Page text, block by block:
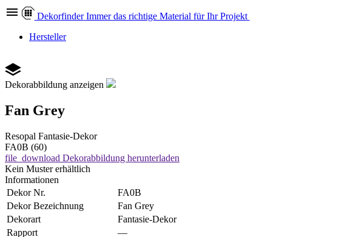
Dekorfinder Immer das richtige Material für Ihr Projekt
Hersteller
Dekorabbildung anzeigen
Fan Grey
Resopal Fantasie-Dekor
FA0B (60)
file_download Dekorabbildung herunterladen
Kein Muster erhältlich
Informationen
Dekor Nr.
FA0B
Dekor Bezeichnung
Fan Grey
Dekorart
Fantasie-Dekor
Rapport
—